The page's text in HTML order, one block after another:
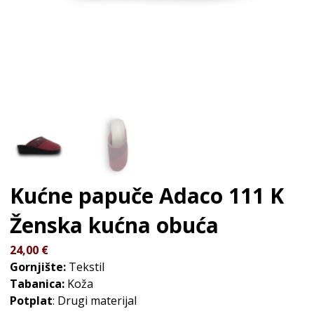
Kućne papuče Adaco 111 K
Ženska kućna obuća
24,00 €
Gornjište: Tekstil
Tabanica: Koža
Potplat: Drugi materijal